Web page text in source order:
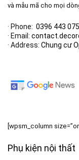
và mẫu mã cho mọi
· Phone: 0396 443 075
· Email:
· Address: Chung cư
[wpsm_column
Phụ kiện nội thất